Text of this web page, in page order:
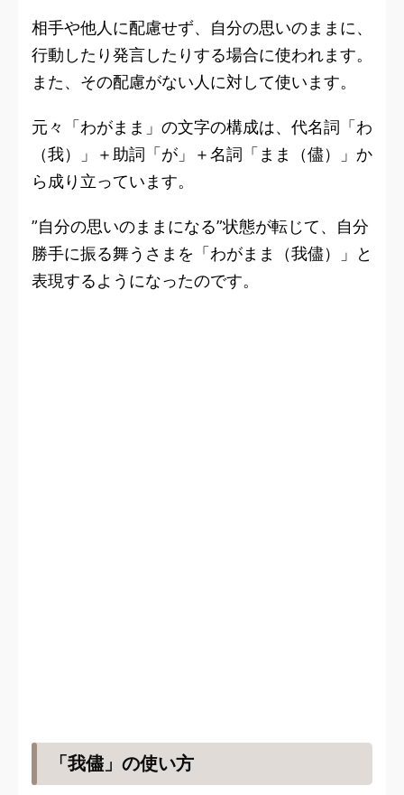
相手や他人に配慮せず、自分の思いのままに、
行動したり発言したりする場合に使われます。
また、その配慮がない人に対して使います。
元々「わがまま」の文字の構成は、代名詞「わ
（我）」＋助詞「が」＋名詞「まま（儘）」か
ら成り立っています。
”自分の思いのままになる”状態が転じて、自分
勝手に振る舞うさまを「わがまま（我儘）」と
表現するようになったのです。
「我儘」の使い方